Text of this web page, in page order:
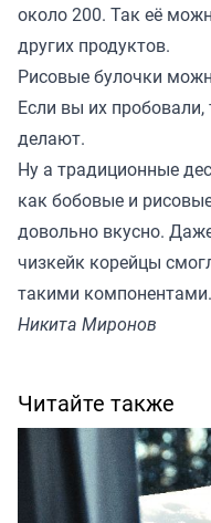
около 200. Так её
других продуктов.
Рисовые булочки
Если вы их
делают.
Ну а традиционные
как бобовые и
довольно вкусно.
чизкейк корейцы
такими компонентами.
Никита Миронов
Читайте также